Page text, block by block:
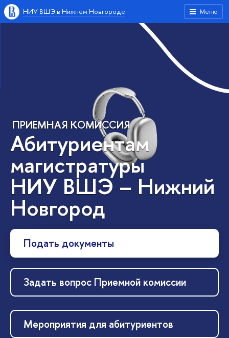
Меню
НИУ ВШЭ в Нижнем Новгороде
ПРИЕМНАЯ КОМИССИЯ
Абитуриентам
магистратуры
НИУ ВШЭ – Нижний
Новгород
Подать документы
Задать вопрос Приемной комиссии
Мероприятия для абитуриентов